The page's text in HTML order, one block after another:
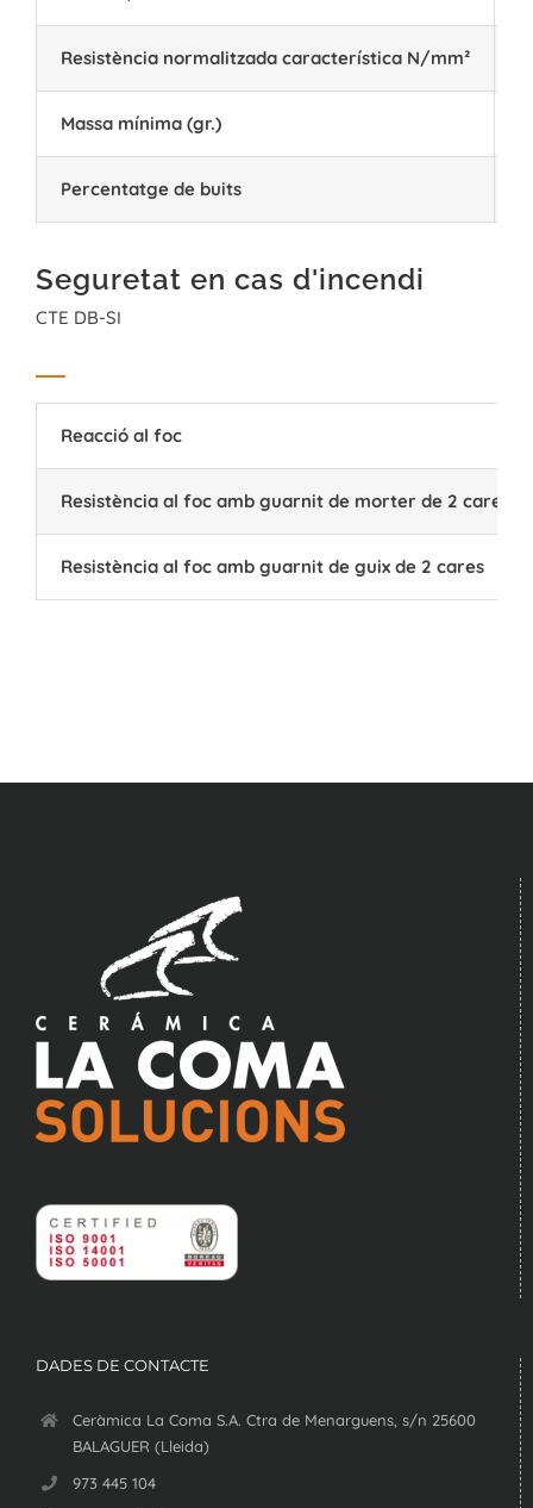
Resistència normalitzada característica N/mm²
Massa mínima (gr.)
Percentatge de buits
Seguretat en cas d'incendi
CTE DB-SI
Reacció al foc
Resistència al foc amb guarnit de morter de 2 cares
Resistència al foc amb guarnit de guix de 2 cares
DADES DE CONTACTE
Ceràmica La Coma S.A. Ctra de Menarguens, s/n 25600
BALAGUER (Lleida)
973 445 104